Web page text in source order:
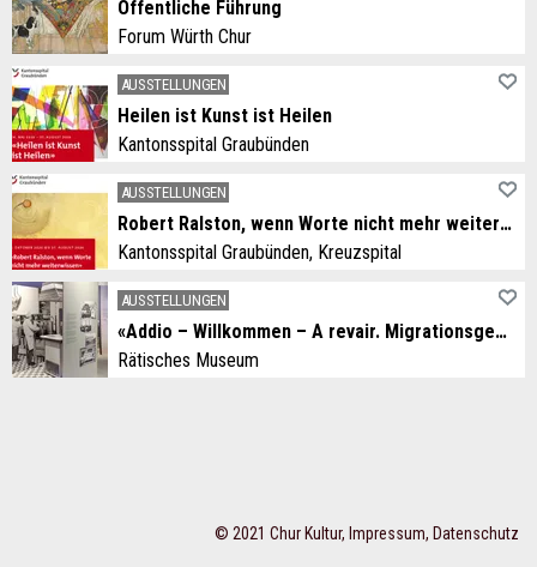
Öffentliche Führung
Forum Würth Chur
AUSSTELLUNGEN
Heilen ist Kunst ist Heilen
Kantonsspital Graubünden
AUSSTELLUNGEN
Robert Ralston, wenn Worte nicht mehr weiterwissen
Kantonsspital Graubünden, Kreuzspital
AUSSTELLUNGEN
«Addio – Willkommen – A revair. Migrationsgeschichten aus dem Grandhotel Alpen»
Rätisches Museum
© 2021 Chur Kultur, Impressum, Datenschutz